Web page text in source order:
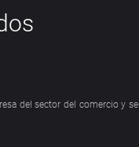
del sector del comercio y